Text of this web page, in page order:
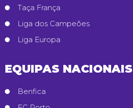
Taça França
Liga dos Campeões
Liga Europa
EQUIPAS NACIONAIS
Benfica